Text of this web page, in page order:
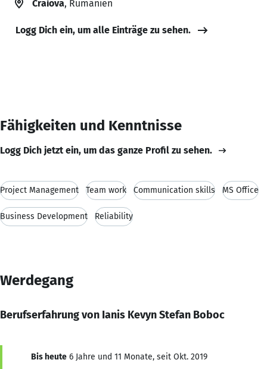
Craiova, Rumänien
Logg Dich ein, um alle Einträge zu sehen.
Fähigkeiten und Kenntnisse
Logg Dich jetzt ein, um das ganze Profil zu sehen.
Project Management Team work Communication skills MS Office
Business Development Reliability
Werdegang
Berufserfahrung von Ianis Kevyn Stefan Boboc
Bis heute 6 Jahre und 11 Monate, seit Okt. 2019